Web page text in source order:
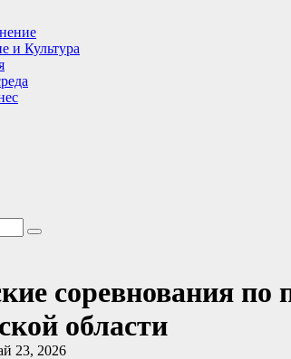
и Культура
соревнования
области
23, 2026